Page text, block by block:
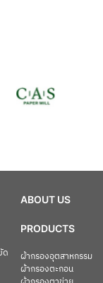
ด
ABOUT US
PRODUCTS
ผ้ากรองอุตสาหกรรม
ผ้ากรองตะกอน